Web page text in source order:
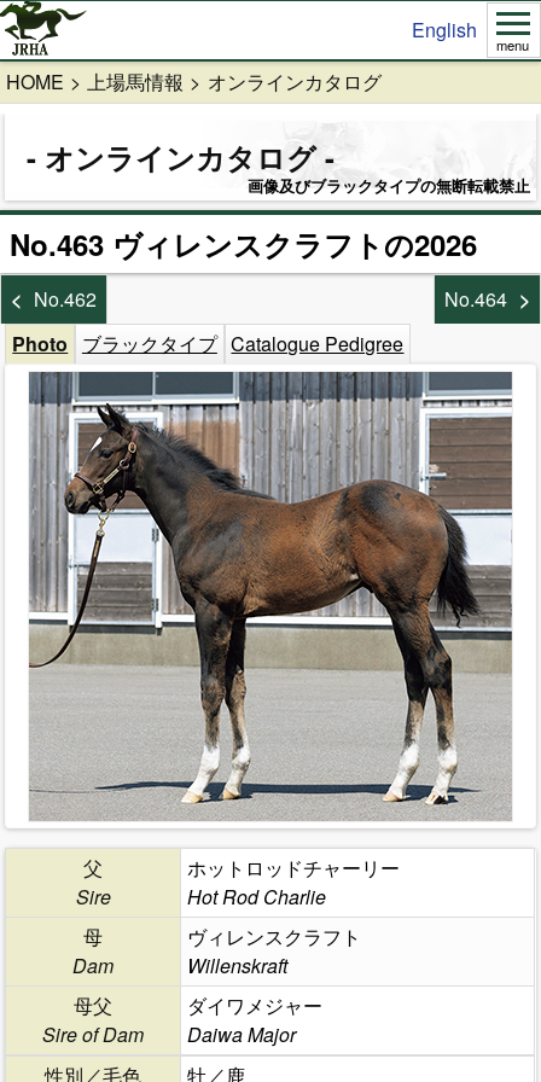
English
menu
HOME 上場馬情報 オンラインカタログ
オンラインカタログ
画像及びブラックタイプの無断転載禁止
No.463 ヴィレンスクラフトの2026
No.462
No.464
Photo
ブラックタイプ Catalogue Pedigree
父
Sire
ホットロッドチャーリー
Hot Rod Charlie
母
Dam
ヴィレンスクラフト
Willenskraft
母父
Sire of Dam
ダイワメジャー
Daiwa Major
性別／毛色
牡／鹿